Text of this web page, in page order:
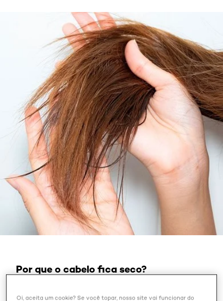
Por que o cabelo fica seco?
Oi, aceita um cookie? Se você topar, nosso site vai funcionar do